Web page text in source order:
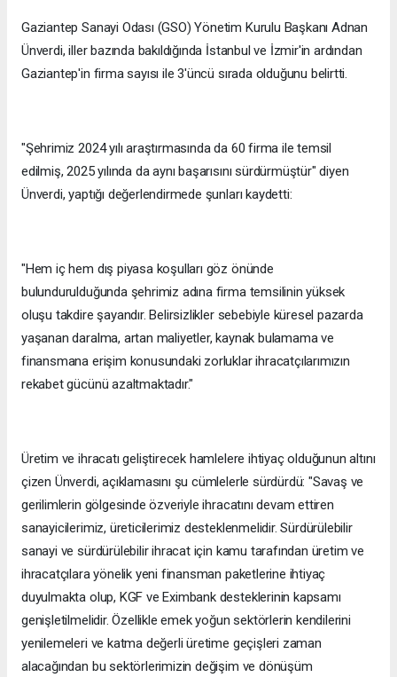
Gaziantep Sanayi Odası (GSO) Yönetim Kurulu Başkanı Adnan
Ünverdi, iller bazında bakıldığında İstanbul ve İzmir'in ardından
Gaziantep'in firma sayısı ile 3'üncü sırada olduğunu belirtti.
"Şehrimiz 2024 yılı araştırmasında da 60 firma ile temsil
edilmiş, 2025 yılında da aynı başarısını sürdürmüştür" diyen
Ünverdi, yaptığı değerlendirmede şunları kaydetti:
"Hem iç hem dış piyasa koşulları göz önünde
bulundurulduğunda şehrimiz adına firma temsilinin yüksek
oluşu takdire şayandır. Belirsizlikler sebebiyle küresel pazarda
yaşanan daralma, artan maliyetler, kaynak bulamama ve
finansmana erişim konusundaki zorluklar ihracatçılarımızın
rekabet gücünü azaltmaktadır."
Üretim ve ihracatı geliştirecek hamlelere ihtiyaç olduğunun altını
çizen Ünverdi, açıklamasını şu cümlelerle sürdürdü: "Savaş ve
gerilimlerin gölgesinde özveriyle ihracatını devam ettiren
sanayicilerimiz, üreticilerimiz desteklenmelidir. Sürdürülebilir
sanayi ve sürdürülebilir ihracat için kamu tarafından üretim ve
ihracatçılara yönelik yeni finansman paketlerine ihtiyaç
duyulmakta olup, KGF ve Eximbank desteklerinin kapsamı
genişletilmelidir. Özellikle emek yoğun sektörlerin kendilerini
yenilemeleri ve katma değerli üretime geçişleri zaman
alacağından bu sektörlerimizin değişim ve dönüşüm